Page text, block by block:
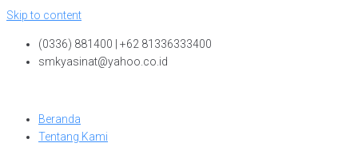
Skip to content
(0336) 881400 | +62 81336333400
smkyasinat@yahoo.co.id
Beranda
Tentang Kami